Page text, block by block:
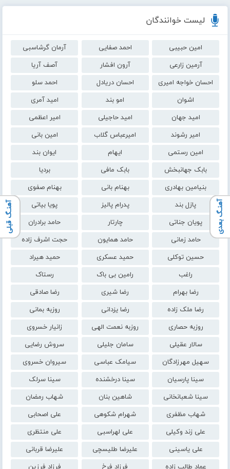
لیست خوانندگان
امین حبیبی احمد صفایی
آرمان گرشاسبی
آرمین زارعی
آرون افشار
آصف آریا
احسان خواجه امیری
احسان دریادل
احمد سلو
اشوان
امو بند
امید آمری
امید جهان
امید حاجیلی
امیر اعظمی
امیر رشوند
امیرعباس گلاب
امین بانی
امین رستمی
ایهام
ایوان بند
بابک جهانبخش
بابک مافی
بردیا
بنیامین بهادری
بهنام بانی
بهنام صفوی
پازل بند
پدرام پالیز
پویا بیاتی
پویان جناتی
چارتار
حامد برادران
حامد زمانی
حامد همایون
حجت اشرف زاده
حسین توکلی
حمید عسکری
حمید هیراد
راغب
رامین بی باک
رستاک
رضا بهرام
رضا شیری
رضا صادقی
رضا ملک زاده
رضا یزدانی
روزبه بمانی
روزبه حصاری
روزبه نعمت الهی
زانیار خسروی
سالار عقیلی
سامان جلیلی
سروش رضایی
سهیل مهرزادگان
سیامک عباسی
سیروان خسروی
سینا پارسیان
سینا درخشنده
سینا سرلک
سینا شعبانخانی
شاهین بنان
شهاب رمضان
شهاب مظفری
شهرام شکوهی
علی اصحابی
علی زند وکیلی
علی لهراسبی
علی منتظری
علی یاسینی
علیرضا طلیسچی
علیرضا قربانی
آهنـگ بعدی آهنـگ قبلی